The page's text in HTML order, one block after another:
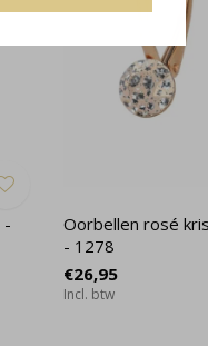
-
Oorbellen rosé
- 1278
€26,95
Incl. btw